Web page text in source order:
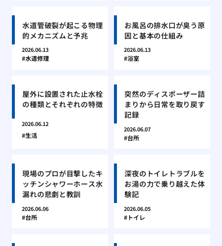
水道管破裂が起こる物理
的メカニズムと予兆
2026.06.13
水道修理
お風呂の排水口が臭う原
因と基本の仕組み
2026.06.13
浴室
屋外に設置された止水栓
の種類とそれぞれの特徴
2026.06.12
生活
突然のディスポーザー詰
まりから日常を取り戻す
記録
2026.06.07
台所
現場のプロが目撃したキ
ッチンシャワーホース水
漏れの悲劇と教訓
2026.06.06
台所
深夜のトイレトラブルを
お湯の力で乗り越えた体
験記
2026.06.05
トイレ